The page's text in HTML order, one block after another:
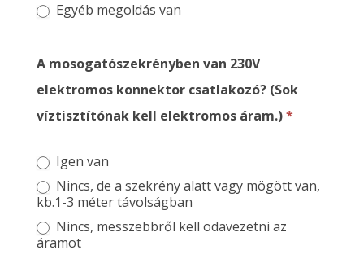
Egyéb megoldás van
A mosogatószekrényben van 230V
elektromos konnektor csatlakozó? (Sok
víztisztítónak kell elektromos áram.)*
Igen van
Nincs, de a szekrény alatt vagy mögött van,
kb.1-3 méter távolságban
Nincs, messzebbről kell odavezetni az
áramot